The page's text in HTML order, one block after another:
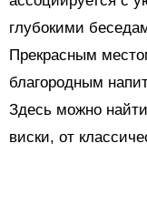
глубокими
Прекрасным
благородным
Здесь можно
виски, от